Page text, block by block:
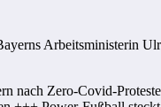
Arbeitsministerin
nach Zero-Covid-